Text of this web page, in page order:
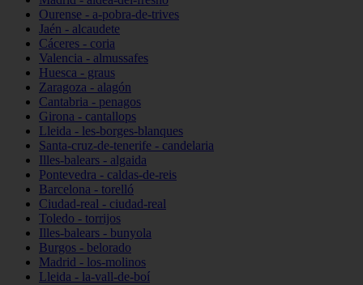
Ourense - a-pobra-de-trives
Jaén - alcaudete
Cáceres - coria
Valencia - almussafes
Huesca - graus
Zaragoza - alagón
Cantabria - penagos
Girona - cantallops
Lleida - les-borges-blanques
Santa-cruz-de-tenerife - candelaria
Illes-balears - algaida
Pontevedra - caldas-de-reis
Barcelona - torelló
Ciudad-real - ciudad-real
Toledo - torrijos
Illes-balears - bunyola
Burgos - belorado
Madrid - los-molinos
Lleida - la-vall-de-boí